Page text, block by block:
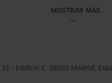
MOSTRAR MÁS
- Edificio C, 28050 Madrid,